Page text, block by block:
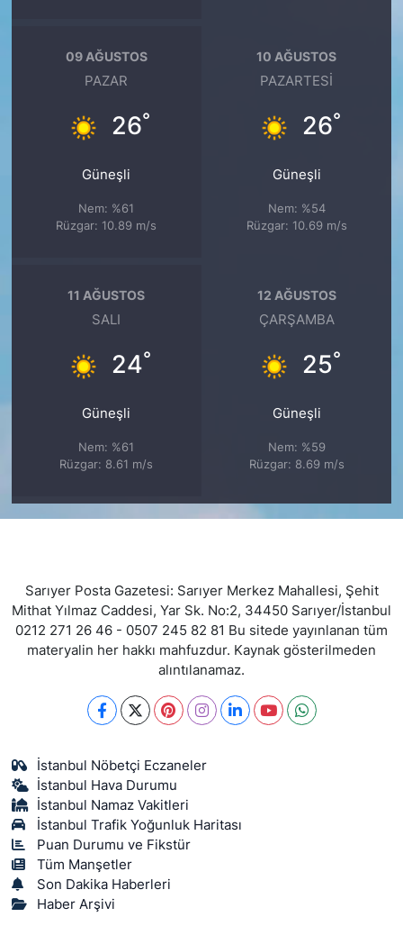
09 AĞUSTOS
PAZAR
26°
Güneşli
Nem: %61
Rüzgar: 10.89 m/s
10 AĞUSTOS
PAZARTESI
26°
Güneşli
Nem: %54
Rüzgar: 10.69 m/s
11 AĞUSTOS
SALI
24°
Güneşli
Nem: %61
Rüzgar: 8.61 m/s
12 AĞUSTOS
ÇARŞAMBA
25°
Güneşli
Nem: %59
Rüzgar: 8.69 m/s
Sarıyer Posta Gazetesi: Sarıyer Merkez Mahallesi, Şehit
Mithat Yılmaz Caddesi, Yar Sk. No:2, 34450 Sarıyer/İstanbul
0212 271 26 46 - 0507 245 82 81 Bu sitede yayınlanan tüm
materyalin her hakkı mahfuzdur. Kaynak gösterilmeden
alıntılanamaz.
İstanbul Nöbetçi Eczaneler
İstanbul Hava Durumu
İstanbul Namaz Vakitleri
İstanbul Trafik Yoğunluk Haritası
Puan Durumu ve Fikstür
Tüm Manşetler
Son Dakika Haberleri
Haber Arşivi